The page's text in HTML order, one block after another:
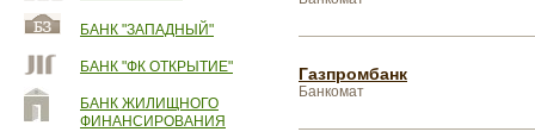
БАНК "ЗАПАДНЫЙ"
БАНК "ФК ОТКРЫТИЕ"
БАНК ЖИЛИЩНОГО
ФИНАНСИРОВАНИЯ
Газпромбанк
Банкомат